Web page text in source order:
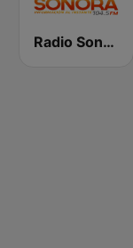
Radio Sonora 104.5 FM